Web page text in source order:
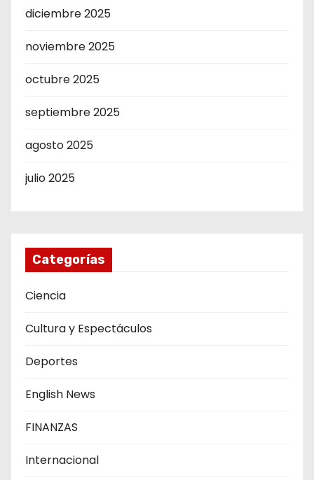
diciembre 2025
noviembre 2025
octubre 2025
septiembre 2025
agosto 2025
julio 2025
Categorías
Ciencia
Cultura y Espectáculos
Deportes
English News
FINANZAS
Internacional